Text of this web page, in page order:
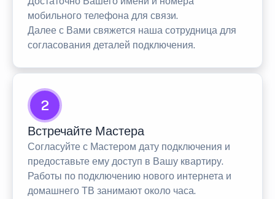
мобильного телефона для связи.
Далее с Вами свяжется наша сотрудница для
согласования деталей подключения.
2
Встречайте Мастера
Согласуйте с Мастером дату подключения и
предоставьте ему доступ в Вашу квартиру.
Работы по подключению нового интернета и
домашнего ТВ занимают около часа.